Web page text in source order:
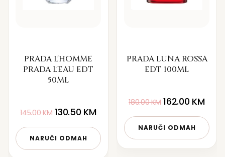
PRADA L'HOMME
PRADA L'EAU EDT
50ML
145.00KM 130.50 KM
NARUČI ODMAH
PRADA LUNA ROSSA
EDT 100ML
180.00KM 162.00 KM
NARUČI ODMAH